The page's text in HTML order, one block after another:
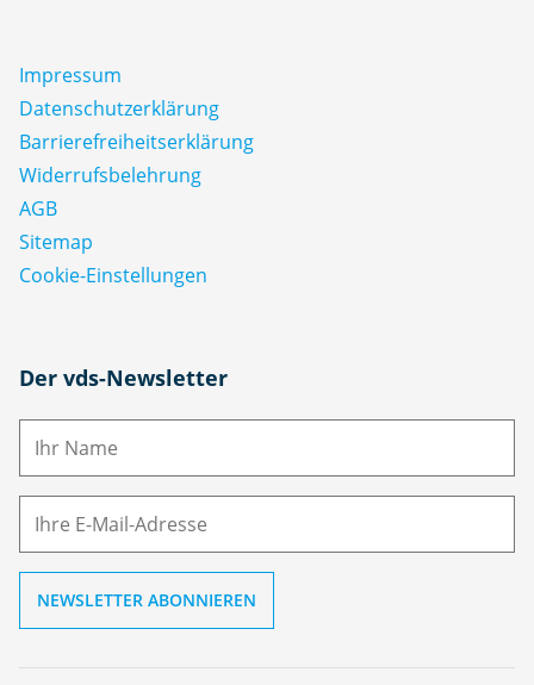
Impressum
Datenschutz­erklärung
Barrierefreiheitserklärung
Widerrufsbelehrung
AGB
Sitemap
Cookie-Einstellungen
Der vds-Newsletter
N
M